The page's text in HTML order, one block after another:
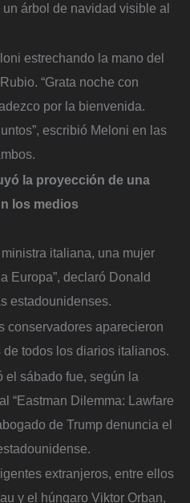
árbol de navidad visible al
estrechando la mano del
“Grata noche con
por la bienvenida.
escribió Meloni en las
la proyección de una
los medios
italiana, una mujer
Europa”, declaró Donald
estadounidenses.
conservadores aparecieron
todos los diarios italianos.
el sábado fue, según la
“Eastman Dilemma: Lawfare
de Trump denuncia el
extranjeros, entre ellos
y el húngaro Viktor Orban,